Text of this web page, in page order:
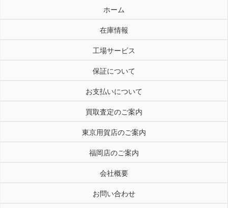
ホーム
在庫情報
工場サービス
保証について
お支払いについて
買取査定のご案内
東京用賀店のご案内
福岡店のご案内
会社概要
お問い合わせ